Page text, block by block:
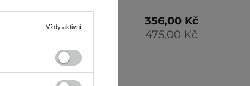
1 269,00 Kč
1 079,00 Kč
475,00 Kč
356,00 Kč
Vždy aktivní